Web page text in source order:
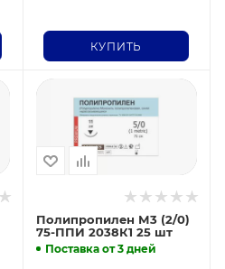
КУПИТЬ
Полипропилен М3 (2/0)
75-ППИ 2038К1 25 шт
Поставка от 3 дней